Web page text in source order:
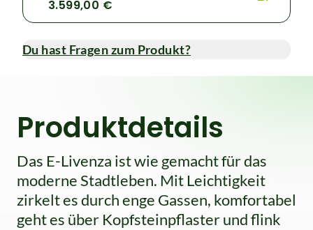
3.599,00 €
Du hast Fragen zum Produkt?
Produktdetails
Das E-Livenza ist wie gemacht für das
moderne Stadtleben. Mit Leichtigkeit
zirkelt es durch enge Gassen, komfortabel
geht es über Kopfsteinpflaster und flink